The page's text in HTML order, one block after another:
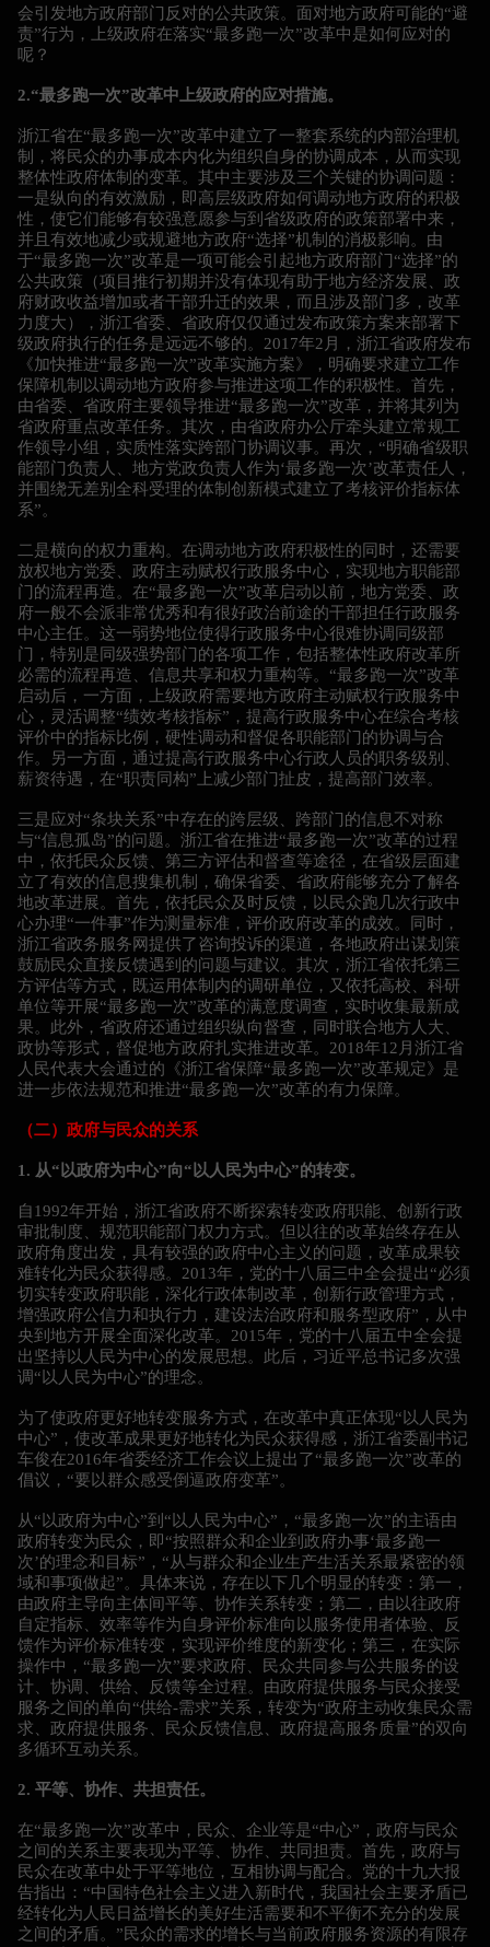
会引发地方政府部门反对的公共政策。面对地方政府可能的“避
责”行为，上级政府在落实“最多跑一次”改革中是如何应对的
呢？
2.“最多跑一次”改革中上级政府的应对措施。
浙江省在“最多跑一次”改革中建立了一整套系统的内部治理机
制，将民众的办事成本内化为组织自身的协调成本，从而实现
整体性政府体制的变革。其中主要涉及三个关键的协调问题：
一是纵向的有效激励，即高层级政府如何调动地方政府的积极
性，使它们能够有较强意愿参与到省级政府的政策部署中来，
并且有效地减少或规避地方政府“选择”机制的消极影响。由
于“最多跑一次”改革是一项可能会引起地方政府部门“选择”的
公共政策（项目推行初期并没有体现有助于地方经济发展、政
府财政收益增加或者干部升迁的效果，而且涉及部门多，改革
力度大），浙江省委、省政府仅仅通过发布政策方案来部署下
级政府执行的任务是远远不够的。2017年2月，浙江省政府发布
《加快推进“最多跑一次”改革实施方案》，明确要求建立工作
保障机制以调动地方政府参与推进这项工作的积极性。首先，
由省委、省政府主要领导推进“最多跑一次”改革，并将其列为
省政府重点改革任务。其次，由省政府办公厅牵头建立常规工
作领导小组，实质性落实跨部门协调议事。再次，“明确省级职
能部门负责人、地方党政负责人作为‘最多跑一次’改革责任人，
并围绕无差别全科受理的体制创新模式建立了考核评价指标体
系”。
二是横向的权力重构。在调动地方政府积极性的同时，还需要
放权地方党委、政府主动赋权行政服务中心，实现地方职能部
门的流程再造。在“最多跑一次”改革启动以前，地方党委、政
府一般不会派非常优秀和有很好政治前途的干部担任行政服务
中心主任。这一弱势地位使得行政服务中心很难协调同级部
门，特别是同级强势部门的各项工作，包括整体性政府改革所
必需的流程再造、信息共享和权力重构等。“最多跑一次”改革
启动后，一方面，上级政府需要地方政府主动赋权行政服务中
心，灵活调整“绩效考核指标”，提高行政服务中心在综合考核
评价中的指标比例，硬性调动和督促各职能部门的协调与合
作。另一方面，通过提高行政服务中心行政人员的职务级别、
薪资待遇，在“职责同构”上减少部门扯皮，提高部门效率。
三是应对“条块关系”中存在的跨层级、跨部门的信息不对称
与“信息孤岛”的问题。浙江省在推进“最多跑一次”改革的过程
中，依托民众反馈、第三方评估和督查等途径，在省级层面建
立了有效的信息搜集机制，确保省委、省政府能够充分了解各
地改革进展。首先，依托民众及时反馈，以民众跑几次行政中
心办理“一件事”作为测量标准，评价政府改革的成效。同时，
浙江省政务服务网提供了咨询投诉的渠道，各地政府出谋划策
鼓励民众直接反馈遇到的问题与建议。其次，浙江省依托第三
方评估等方式，既运用体制内的调研单位，又依托高校、科研
单位等开展“最多跑一次”改革的满意度调查，实时收集最新成
果。此外，省政府还通过组织纵向督查，同时联合地方人大、
政协等形式，督促地方政府扎实推进改革。2018年12月浙江省
人民代表大会通过的《浙江省保障“最多跑一次”改革规定》是
进一步依法规范和推进“最多跑一次”改革的有力保障。
（二）政府与民众的关系
1. 从“以政府为中心”向“以人民为中心”的转变。
自1992年开始，浙江省政府不断探索转变政府职能、创新行政
审批制度、规范职能部门权力方式。但以往的改革始终存在从
政府角度出发，具有较强的政府中心主义的问题，改革成果较
难转化为民众获得感。2013年，党的十八届三中全会提出“必须
切实转变政府职能，深化行政体制改革，创新行政管理方式，
增强政府公信力和执行力，建设法治政府和服务型政府”，从中
央到地方开展全面深化改革。2015年，党的十八届五中全会提
出坚持以人民为中心的发展思想。此后，习近平总书记多次强
调“以人民为中心”的理念。
为了使政府更好地转变服务方式，在改革中真正体现“以人民为
中心”，使改革成果更好地转化为民众获得感，浙江省委副书记
车俊在2016年省委经济工作会议上提出了“最多跑一次”改革的
倡议，“要以群众感受倒逼政府变革”。
从“以政府为中心”到“以人民为中心”，“最多跑一次”的主语由
政府转变为民众，即“按照群众和企业到政府办事‘最多跑一
次’的理念和目标”，“从与群众和企业生产生活关系最紧密的领
域和事项做起”。具体来说，存在以下几个明显的转变：第一，
由政府主导向主体间平等、协作关系转变；第二，由以往政府
自定指标、效率等作为自身评价标准向以服务使用者体验、反
馈作为评价标准转变，实现评价维度的新变化；第三，在实际
操作中，“最多跑一次”要求政府、民众共同参与公共服务的设
计、协调、供给、反馈等全过程。由政府提供服务与民众接受
服务之间的单向“供给-需求”关系，转变为“政府主动收集民众需
求、政府提供服务、民众反馈信息、政府提高服务质量”的双向
多循环互动关系。
2. 平等、协作、共担责任。
在“最多跑一次”改革中，民众、企业等是“中心”，政府与民众
之间的关系主要表现为平等、协作、共同担责。首先，政府与
民众在改革中处于平等地位，互相协调与配合。党的十九大报
告指出：“中国特色社会主义进入新时代，我国社会主要矛盾已
经转化为人民日益增长的美好生活需要和不平衡不充分的发展
之间的矛盾。”民众的需求的增长与当前政府服务资源的有限存